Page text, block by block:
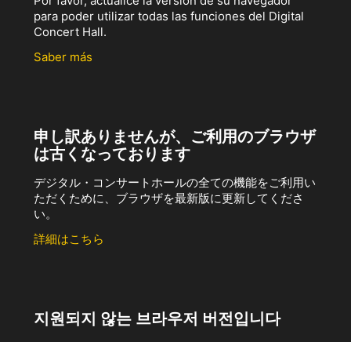
para poder utilizar todas las funciones del Digital
Concert Hall.
Saber más
申し訳ありませんが、ご利用のブラウザ
は古くなっております
デジタル・コンサートホールの全ての機能をご利用い
ただくために、ブラウザを最新版に更新してくださ
い。
詳細はこちら
지원되지 않는 브라우저 버전입니다